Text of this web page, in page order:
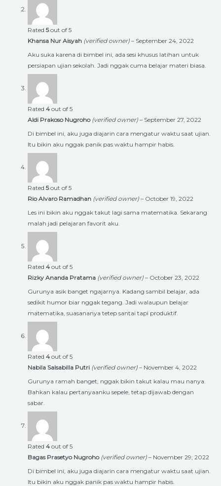
Rated 5out of 5
Khansa Nur Aisyah (verified owner) – September 24, 2022
Aku suka karena di bimbel ini, ada sesi khusus latihan untuk
persiapan ujian sekolah. Jadi nggak cuma belajar materi biasa.
Rated 4 out of 5
Aldi Prakoso Nugroho (verified owner) – September 27, 2022
Di bimbel ini, aku juga diajarin cara mengatur waktu saat ujian.
Itu bikin aku nggak panik pas waktu hampir habis.
Rated 5out of 5
Rio Alvaro Ramadhan (verified owner) – October 19, 2022
Les ini bikin aku nggak takut lagi sama matematika. Sekarang
malah jadi pelajaran favorit aku.
Rated 4 out of 5
Rizky Ananda Pratama (verified owner) – October 23, 2022
Gurunya asik banget ngajarnya. Kadang sambil belajar, ada
sedikit humor biar nggak tegang. Jadi walaupun belajar
matematika, suasananya tetep santai tapi produktif.
Rated 4 out of 5
Nabila Salsabilla Putri (verified owner) – November 4, 2022
Gurunya ramah banget, nggak bikin takut kalau mau nanya.
Bahkan kalau pertanyaanku sepele, tetap dijawab dengan
sabar.
Rated 4 out of 5
Bagas Prasetyo Nugroho (verified owner) – November 29, 2022
Di bimbel ini, aku juga diajarin cara mengatur waktu saat ujian.
Itu bikin aku nggak panik pas waktu hampir habis.